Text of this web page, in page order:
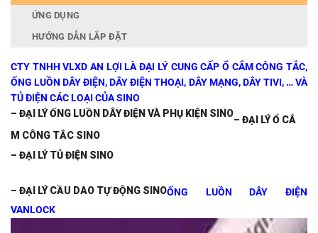
ỨNG DỤNG
HƯỚNG DẪN LẮP ĐẶT
CTY TNHH VLXD AN LỢI LÀ ĐẠI LÝ CUNG CẤP Ổ CẮM CÔNG TẮC,
ỐNG LUỒN DÂY ĐIỆN, DÂY ĐIỆN THOẠI, DÂY MẠNG, DÂY TIVI, … VÀ
TỦ ĐIỆN CÁC LOẠI CỦA SINO
– ĐẠI LÝ ỐNG LUỒN DÂY ĐIỆN VÀ PHỤ KIỆN SINO
– ĐẠI LÝ Ổ CẮ
M CÔNG TẮC SINO
– ĐẠI LÝ TỦ ĐIỆN SINO
– ĐẠI LÝ CẦU DAO TỰ ĐỘNG SINOỐNG LUỒN DÂY ĐIỆN
VANLOCK